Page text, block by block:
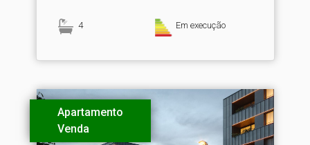
4 Em execução
Apartamento
Venda